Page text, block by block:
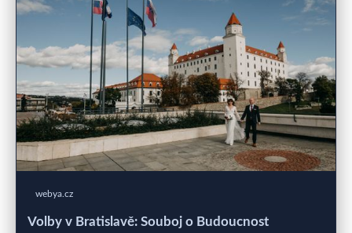
webya.cz
Volby v Bratislavě: Souboj o Budoucnost